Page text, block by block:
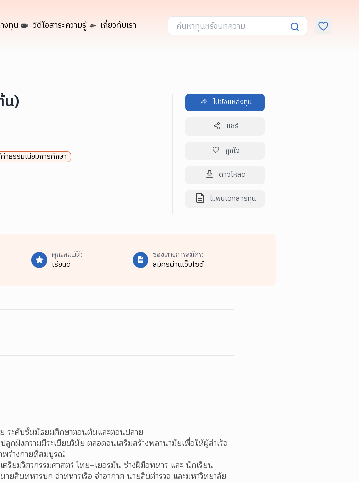
งทุน วิดีโอสาระความรู้ เกี่ยวกับเรา
น)
าธรรมเนียมการศึกษา
ไปยังแหล่งทุน
แชร์
ถูกใจ
ดาวโหลด
ไม่พบเอกสารทุน
คุณสมบัติ:
เรียนดี
ช่องทางการสมัคร:
สมัครผ่านเว็บไซต์
ย ระดับชั้นมัธยมศึกษาตอนต้นและตอนปลาย
กฝังความมีระเบียบวินัย ตลอดจนเสริมสร้างพลานามัยเพื่อให้ผู้สำเร็จ
พร่างกายที่สมบูรณ์
รียมวิศวกรรมศาสตร์ ไทย–เยอรมัน ช่างฝีมือทหาร และ นักเรียน
ยสิบทหารบก จ่าทหารเรือ จ่าอากาศ นายสิบตำรวจ และมหาวิทยาลัย